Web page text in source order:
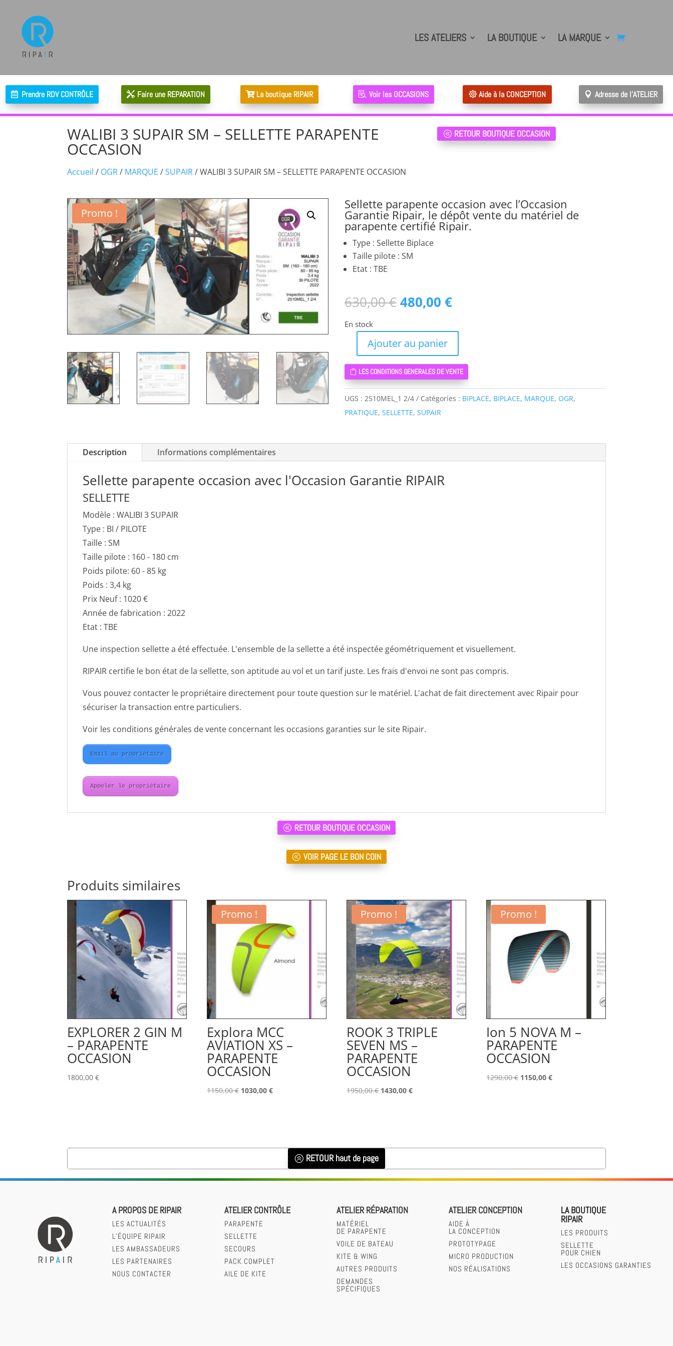
LES ATELIERS LA BOUTIQUE LA MARQUE
Prendre RDV CONTRÔLE Faire une REPARATION La boutique RIPAIR Voir les OCCASIONS Aide à la CONCEPTION Adresse de l'ATELIER
WALIBI 3 SUPAIR SM – SELLETTE PARAPENTE
OCCASION
Accueil / OGR/ MARQUE /SUPAIR/ WALIBI 3 SUPAIR SM – SELLETTE PARAPENTE OCCASION
RETOUR BOUTIQUE OCCASION
Promo !
Sellette parapente occasion avec l’Occasion
Garantie Ripair, le dépôt vente du matériel de
parapente certifié Ripair.
Type : Sellette Biplace
Taille pilote : SM
Etat : TBE
630,00€Le
initial
était :
630,00 €.
480,00€Le
actuel
480,00 €.
En stock
quantité
de
WALIBI
3
PARAPENTE
OCCASION
Ajouter au panier
LES CONDITIONS GENERALES DE VENTE
UGS : 2510MEL_1 2/4 Catégories : BIPLACE, BIPLACE, MARQUE, OGR,
PRATIQUE,SELLETTE,SUPAIR
Description Informations complémentaires
Sellette parapente occasion avec l'Occasion Garantie RIPAIR
SELLETTE
Modèle : WALIBI 3 SUPAIR
Type : BI / PILOTE
Taille : SM
Taille pilote : 160 - 180 cm
Poids pilote: 60 - 85 kg
Poids : 3,4 kg
Prix Neuf : 1020 €
Année de fabrication : 2022
Etat : TBE
Une inspection sellette a été effectuée. L'ensemble de la sellette a été inspectée géométriquement et visuellement.
RIPAIR certifie le bon état de la sellette, son aptitude au vol et un tarif juste. Les frais d'envoi ne sont pas compris.
Vous pouvez contacter le propriétaire directement pour toute question sur le matériel. L'achat de fait directement avec Ripair pour
sécuriser la transaction entre particuliers.
Voir les conditions générales de vente concernant les occasions garanties sur le site Ripair.
Email au propriétaire
Appeler le propriétaire
RETOUR BOUTIQUE OCCASION
VOIR PAGE LE BON COIN
Produits similaires
EXPLORER 2 GIN M
– PARAPENTE
OCCASION
1800,00€
Promo !
Explora MCC
AVIATION XS –
PARAPENTE
OCCASION
1150,00€ Le
1030,00€Le
Promo !
ROOK 3 TRIPLE
SEVEN MS –
PARAPENTE
OCCASION
1950,00€ Le
1430,00€Le
Promo !
Ion 5 NOVA M –
PARAPENTE
OCCASION
1290,00€ Le
1150,00€Le
RETOUR haut de page
A PROPOS DE RIPAIR
LES ACTUALITÉS
L’ÉQUIPE RIPAIR
LES AMBASSADEURS
LES PARTENAIRES
NOUS CONTACTER
ATELIER CONTRÔLE
PARAPENTE
SELLETTE
SECOURS
PACK COMPLET
AILE DE KITE
ATELIER RÉPARATION
MATÉRIEL
DE PARAPENTE
VOILE DE BATEAU
KITE & WING
AUTRES PRODUITS
DEMANDES
SPÉCIFIQUES
ATELIER CONCEPTION
AIDE À
LA CONCEPTION
PROTOTYPAGE
MICRO PRODUCTION
NOS RÉALISATIONS
LA BOUTIQUE
RIPAIR
LES PRODUITS
SELLETTE
POUR CHIEN
LES OCCASIONS GARANTIES